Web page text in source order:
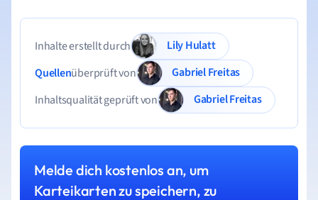
Inhalte erstellt durch
Lily Hulatt
Quellenüberprüft von
Gabriel Freitas
Inhaltsqualität geprüft von
Gabriel Freitas
Melde dich kostenlos an, um
Karteikarten zu speichern, zu